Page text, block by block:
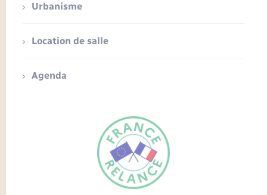
FR
Urbanisme
Location de salle
Agenda